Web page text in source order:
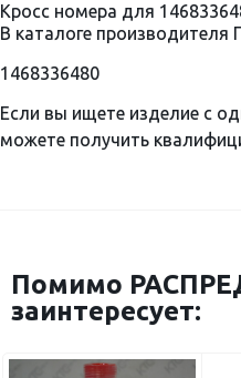
Кросс номера для
В каталоге
1468336480
Если вы ищете изделие с
можете получить
Помимо
заинтересует: